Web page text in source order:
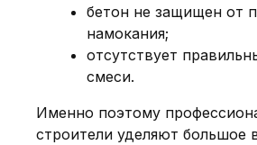
бетон не защищен от
намокания;
отсутствует
смеси.
Именно поэтому
строители уделяют большое